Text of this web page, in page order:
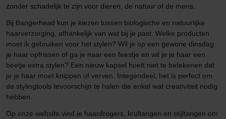
zonder schadelijk te zijn voor dieren, de natuur of de mens.
Bij Bangerhead kun je kiezen tussen biologische en natuurlijke
haarverzorging, afhankelijk van wat bij je past. Welke producten
moet ik gebruiken voor het stylen? Wil je op een gewone dinsdag
je haar opfrissen of ga je naar een feestje en wil je je haar een
beetje extra stylen? Een nieuw kapsel hoeft niet te betekenen dat
je je haar moet knippen of verven. Integendeel, het is perfect om
de stylingtools tevoorschijn te halen die enkel wat creativiteit nodig
hebben.
Op onze website vind je haardrogers, krultangen en stijltangen om